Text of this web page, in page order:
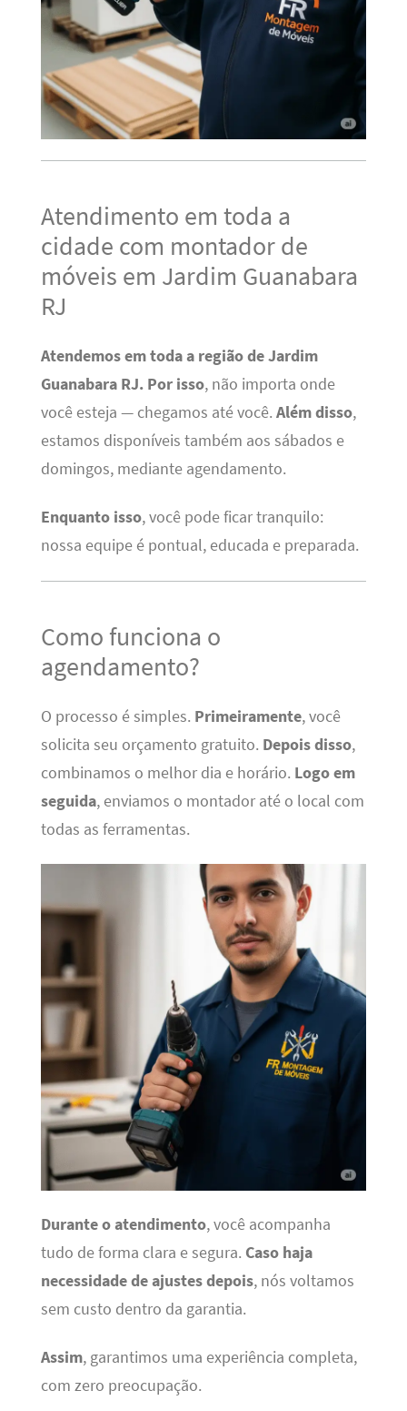
Atendimento em toda a
cidade com montador de
móveis em Jardim Guanabara
RJ
Atendemos em toda a região de Jardim
Guanabara RJ. Por isso, não importa onde
você esteja — chegamos até você. Além disso,
estamos disponíveis também aos sábados e
domingos, mediante agendamento.
Enquanto isso, você pode ficar tranquilo:
nossa equipe é pontual, educada e preparada.
Como funciona o
agendamento?
O processo é simples. Primeiramente, você
solicita seu orçamento gratuito. Depois disso,
combinamos o melhor dia e horário. Logo em
seguida, enviamos o montador até o local com
todas as ferramentas.
Durante o atendimento, você acompanha
tudo de forma clara e segura. Caso haja
necessidade de ajustes depois, nós voltamos
sem custo dentro da garantia.
Assim, garantimos uma experiência completa,
com zero preocupação.